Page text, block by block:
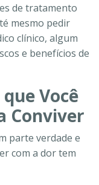
de tratamento
mesmo pedir
clínico, algum
e benefícios de
Você
Conviver
parte verdade e
com a dor tem